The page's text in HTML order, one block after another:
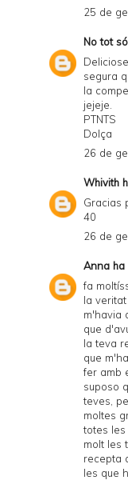
25 de
No tot
segura
la
jejeje.
PTNTS
Dolça
26 de
Whivith
Gracias
40
26 de
Anna ha
fa
la
m'havia
que
la teva
que
fer amb
suposo
teves,
moltes
totes
molt les
recepta
les que